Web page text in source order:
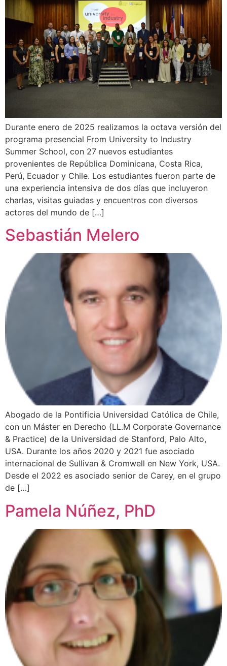
Durante enero de 2025 realizamos la octava versión del
programa presencial From University to Industry
Summer School, con 27 nuevos estudiantes
provenientes de República Dominicana, Costa Rica,
Perú, Ecuador y Chile. Los estudiantes fueron parte de
una experiencia intensiva de dos días que incluyeron
charlas, visitas guiadas y encuentros con diversos
actores del mundo de […]
Sebastián Melero
Abogado de la Pontificia Universidad Católica de Chile,
con un Máster en Derecho (LL.M Corporate Governance
& Practice) de la Universidad de Stanford, Palo Alto,
USA. Durante los años 2020 y 2021 fue asociado
internacional de Sullivan & Cromwell en New York, USA.
Desde el 2022 es asociado senior de Carey, en el grupo
de […]
Pamela Núñez, PhD